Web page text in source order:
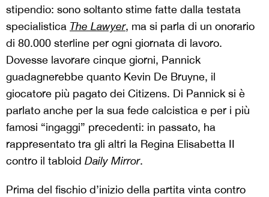
stipendio: sono soltanto stime fatte dalla testata
specialistica The Lawyer, ma si parla di un onorario
di 80.000 sterline per ogni giornata di lavoro.
Dovesse lavorare cinque giorni, Pannick
guadagnerebbe quanto Kevin De Bruyne, il
giocatore più pagato dei Citizens. Di Pannick si è
parlato anche per la sua fede calcistica e per i più
famosi “ingaggi” precedenti: in passato, ha
rappresentato tra gli altri la Regina Elisabetta II
contro il tabloid Daily Mirror.
Prima del fischio d’inizio della partita vinta contro